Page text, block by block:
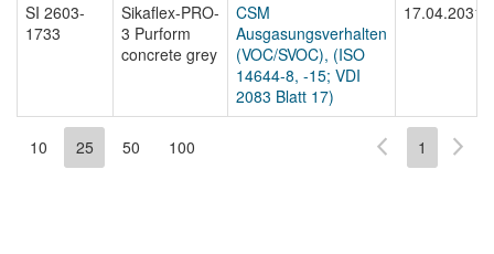
SI 2603-
1733
Sikaflex-PRO-
3 Purform
concrete grey
CSM
Ausgasungsverhalten
(VOC/SVOC), (ISO
14644-8, -15; VDI
2083 Blatt 17)
17.04.2031
10 25 50 100 1